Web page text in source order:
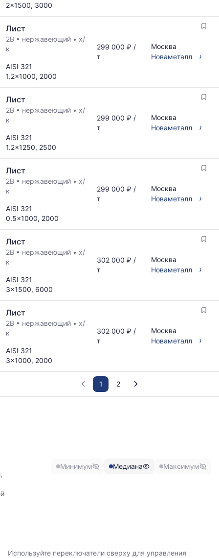
2x1500, 3000
Лист
2B • нержавеющий • х/
к
AISI 321
1.2x1000, 2000
299 000 ₽ /
т
Москва
Новаметалл
›
Лист
2B • нержавеющий • х/
к
AISI 321
1.2x1250, 2500
299 000 ₽ /
т
Москва
Новаметалл
›
Лист
2B • нержавеющий • х/
к
AISI 321
0.5x1000, 2000
299 000 ₽ /
т
Москва
Новаметалл
›
Лист
2B • нержавеющий • х/
к
AISI 321
3x1500, 6000
302 000 ₽ /
т
Москва
Новаметалл
›
Лист
2B • нержавеющий • х/
к
AISI 321
3x1000, 2000
302 000 ₽ /
т
Москва
Новаметалл
›
1 2
максимальной
последние
6
Минимум Медиана Максимум
Используйте переключатели сверху для управления